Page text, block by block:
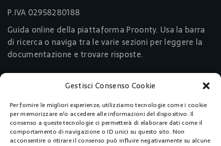
Gestisci Consenso Cookie
Per fornire le migliori esperienze, utilizziamo tecnologie come i cookie
per memorizzare e/o accedere alle informazioni del dispositivo. Il
consenso a queste tecnologie ci permetterà di elaborare dati come il
comportamento di navigazione o ID unici su questo sito. Non
acconsentire o ritirare il consenso può influire negativamente su alcune
P.IVA 02958280188
Guida online della piattaforma Proonty. Usa la barra
di ricerca o naviga tra le varie sezioni per leggere la
documentazione e trovare risposte.
Acquista Ora
Pagine